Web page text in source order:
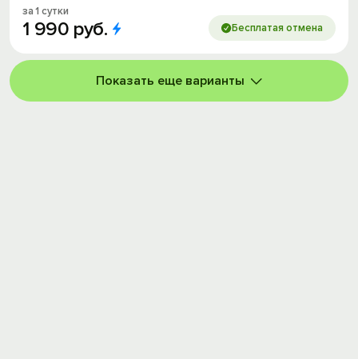
за 1 сутки
1 990 руб. Бесплатая отмена
Показать еще варианты